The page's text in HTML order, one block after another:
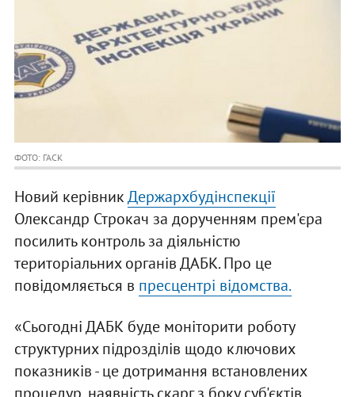
ФОТО: ГАСК
Новий керівникДержархбудінспекції
Олександр Строкач за дорученням прем'єра
посилить контроль за діяльністю
територіальних органів ДАБК. Про це
повідомляється в пресцентрі відомства.
«Сьогодні ДАБК буде моніторити роботу
структурних підрозділів щодо ключових
показників - це дотримання встановлених